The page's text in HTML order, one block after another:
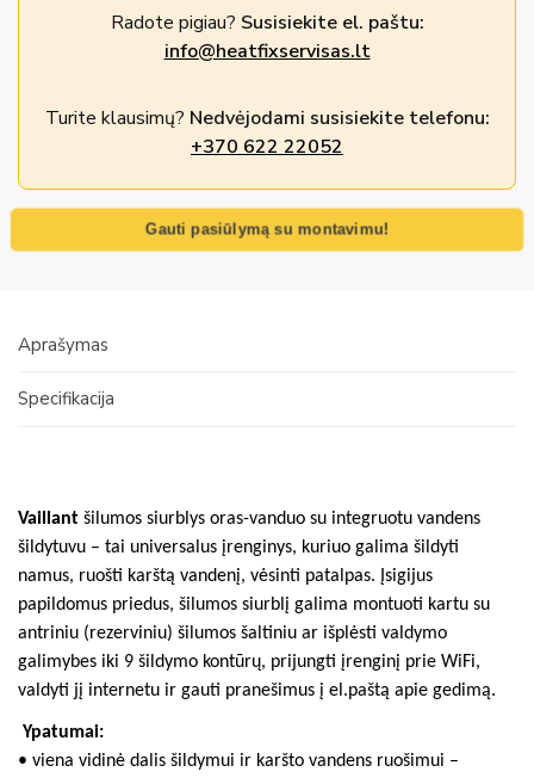
Radote pigiau? Susisiekite el. paštu:
info@heatfixservisas.lt
Turite klausimų? Nedvėjodami susisiekite telefonu:
+370 622 22052
Gauti pasiūlymą su montavimu!
Aprašymas
Specifikacija
Vaillant šilumos siurblys oras-vanduo su integruotu vandens
šildytuvu – tai universalus įrenginys, kuriuo galima šildyti
namus, ruošti karštą vandenį, vėsinti patalpas. Įsigijus
papildomus priedus, šilumos siurblį galima montuoti kartu su
antriniu (rezerviniu) šilumos šaltiniu ar išplėsti valdymo
galimybes iki 9 šildymo kontūrų, prijungti įrenginį prie WiFi,
valdyti jį internetu ir gauti pranešimus į el.paštą apie gedimą.
Ypatumai:
• viena vidinė dalis šildymui ir karšto vandens ruošimui –